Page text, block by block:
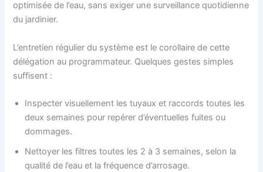
optimisée de l’eau, sans exiger une surveillance quotidienne
du jardinier.
L’entretien régulier du système est le corollaire de cette
délégation au programmateur. Quelques gestes simples
suffisent :
Inspecter visuellement les tuyaux et raccords toutes les
deux semaines pour repérer d’éventuelles fuites ou
dommages.
Nettoyer les filtres toutes les 2 à 3 semaines, selon la
qualité de l’eau et la fréquence d’arrosage.